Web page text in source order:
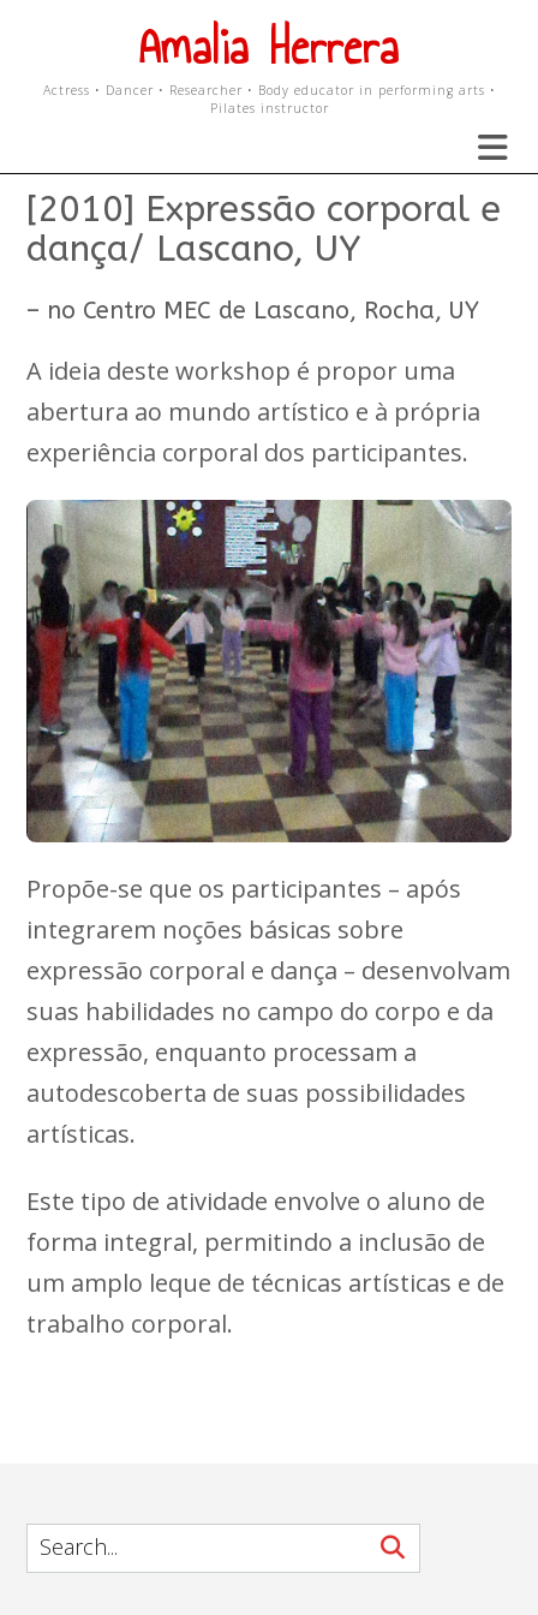
Amalia Herrera
Actress • Dancer • Researcher • Body educator in performing arts •
Pilates instructor
[2010] Expressão corporal e
dança/ Lascano, UY
– no Centro MEC de Lascano, Rocha, UY
A ideia deste workshop é propor uma
abertura ao mundo artístico e à própria
experiência corporal dos participantes.
Propõe-se que os participantes – após
integrarem noções básicas sobre
expressão corporal e dança – desenvolvam
suas habilidades no campo do corpo e da
expressão, enquanto processam a
autodescoberta de suas possibilidades
artísticas.
Este tipo de atividade envolve o aluno de
forma integral, permitindo a inclusão de
um amplo leque de técnicas artísticas e de
trabalho corporal.